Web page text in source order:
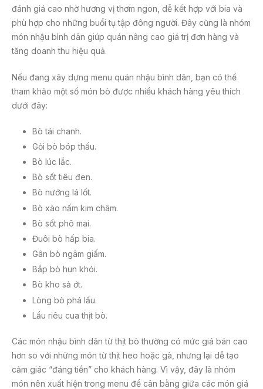
đánh giá cao nhờ hương vị thơm ngon, dễ kết hợp với bia và
phù hợp cho những buổi tụ tập đông người. Đây cũng là nhóm
món nhậu bình dân giúp quán nâng cao giá trị đơn hàng và
tăng doanh thu hiệu quả.
Nếu đang xây dựng menu quán nhậu bình dân, bạn có thể
tham khảo một số món bò được nhiều khách hàng yêu thích
dưới đây:
Bò tái chanh.
Gỏi bò bóp thấu.
Bò lúc lắc.
Bò sốt tiêu đen.
Bò nướng lá lốt.
Bò xào nấm kim châm.
Bò sốt phô mai.
Đuôi bò hấp bia.
Gân bò ngâm giấm.
Bắp bò hun khói.
Bò kho sả ớt.
Lòng bò phá lấu.
Lẩu riêu cua thịt bò.
Các món nhậu bình dân từ thịt bò thường có mức giá bán cao
hơn so với những món từ thịt heo hoặc gà, nhưng lại dễ tạo
cảm giác “đáng tiền” cho khách hàng. Vì vậy, đây là nhóm
món nên xuất hiện trong menu để cân bằng giữa các món giá